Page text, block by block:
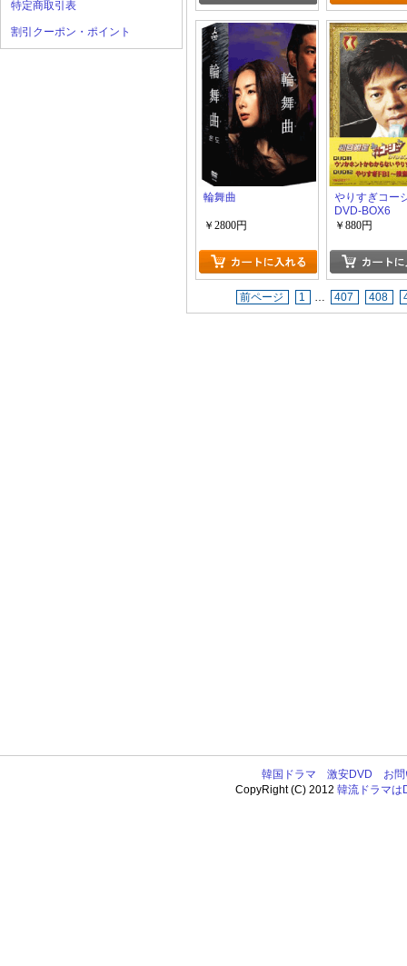
特定商取引表
割引クーポン・ポイント
輪舞曲
￥2800円
やりすぎコー
DVD-BOX6
￥880円
前ページ 1 … 407 408
韓国ドラマ 激安DVD
お
CopyRight (C) 2012韓流ドラマは